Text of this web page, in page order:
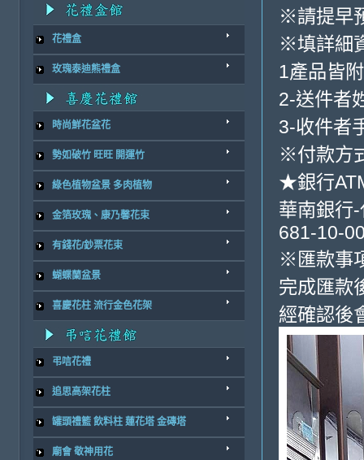
花禮盒
玫瑰泰迪熊禮盒
時尚鮮花盆花
勢如破竹 旺旺 開運竹
綠色植物盆景 多肉植物
金箔玫瑰、康乃馨花束
有錢花/鈔票花束
蝴蝶蘭盆景
喜慶花柱 流行金色花架
弔唁花禮
追思高架花柱
罐頭禮籃 飲料柱 蓮花塔 金磚塔
廟會 敬神用花
※請提早
※填詳細
1產品皆
2-送件者
3-收件者
※付款方
★銀行
華南銀行
681-10-
※匯款事
完成匯款
經確認後